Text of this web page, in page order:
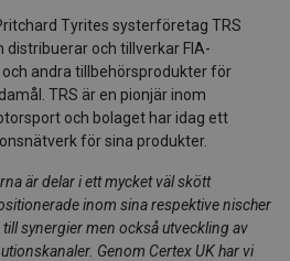
Tyrites systerföretag TRS
och tillverkar FIA-
andra tillbehörsprodukter för
TRS är en pionjär inom
och bolaget har idag ett
för sina produkter.
är delar i ett mycket väl skött
inom sina respektive nischer
synergier men också utveckling av
Genom Certex UK har vi